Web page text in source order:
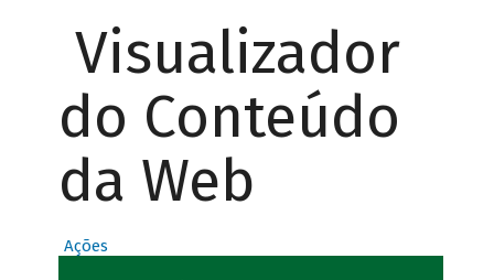
Visualizador
do Conteúdo
da Web
Ações